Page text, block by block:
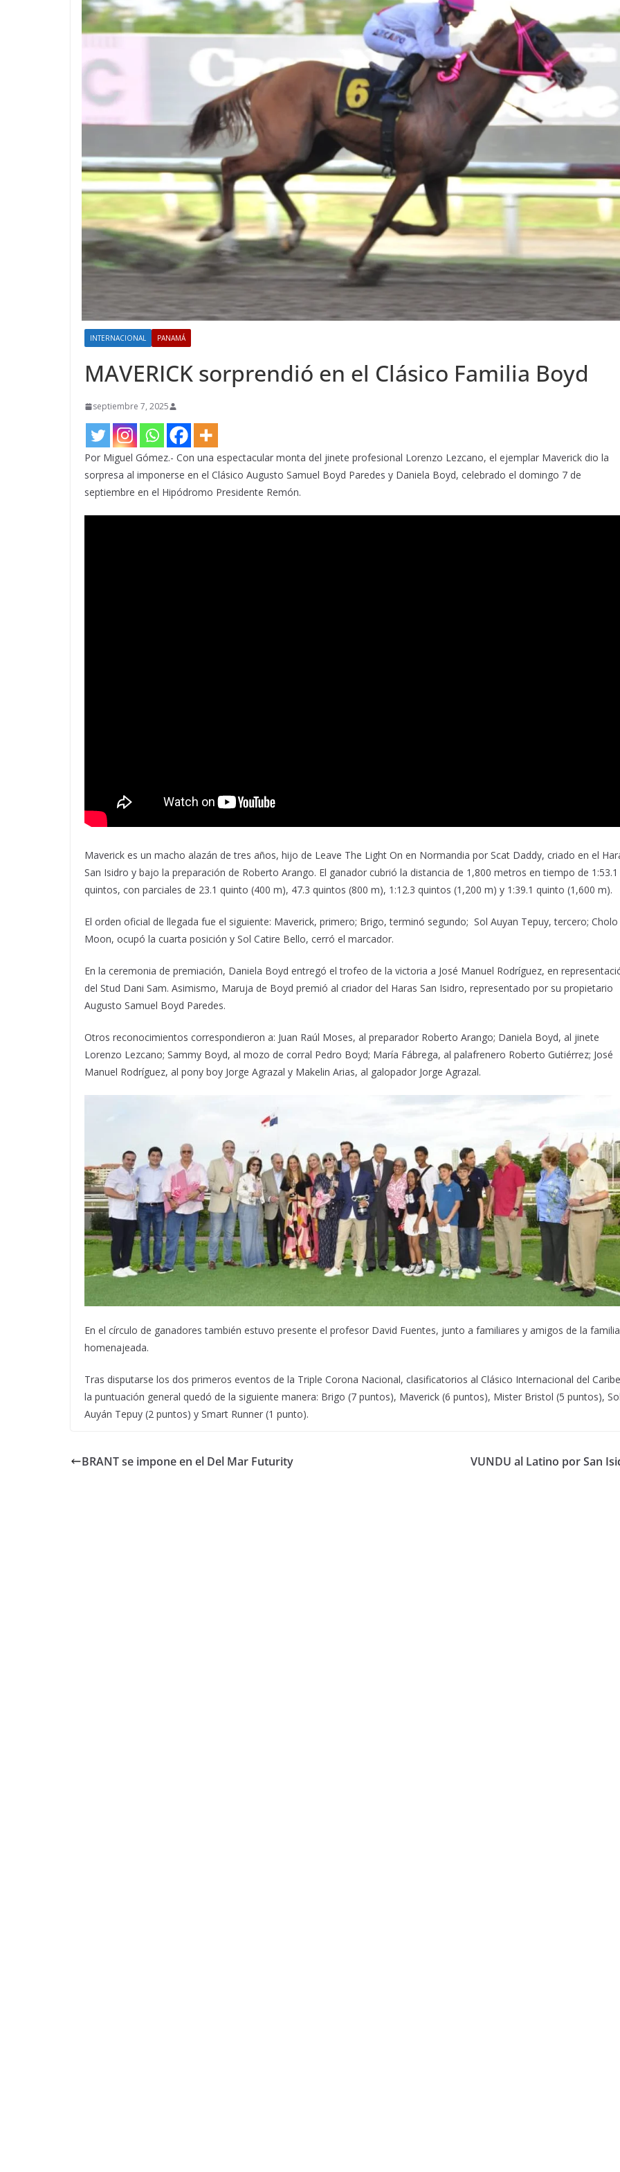
INTERNACIONAL PANAMÁ
MAVERICK sorprendió en el Clásico Familia Boyd
septiembre 7, 2025
Por Miguel Gómez.- Con una espectacular monta del jinete profesional Lorenzo Lezcano, el ejemplar Maverick dio la
sorpresa al imponerse en el Clásico Augusto Samuel Boyd Paredes y Daniela Boyd, celebrado el domingo 7 de
septiembre en el Hipódromo Presidente Remón.
Maverick es un macho alazán de tres años, hijo de Leave The Light On en Normandia por Scat Daddy, criado en el
San Isidro y bajo la preparación de Roberto Arango. El ganador cubrió la distancia de 1,800 metros en tiempo de 1:53.1
quintos, con parciales de 23.1 quinto (400 m), 47.3 quintos (800 m), 1:12.3 quintos (1,200 m) y 1:39.1 quinto (1,600 m).
El orden oficial de llegada fue el siguiente: Maverick, primero; Brigo, terminó segundo; Sol Auyan Tepuy, tercero; Cholo
Moon, ocupó la cuarta posición y Sol Catire Bello, cerró el marcador.
En la ceremonia de premiación, Daniela Boyd entregó el trofeo de la victoria a José Manuel Rodríguez, en
del Stud Dani Sam. Asimismo, Maruja de Boyd premió al criador del Haras San Isidro, representado por su propietario
Augusto Samuel Boyd Paredes.
Otros reconocimientos correspondieron a: Juan Raúl Moses, al preparador Roberto Arango; Daniela Boyd, al jinete
Lorenzo Lezcano; Sammy Boyd, al mozo de corral Pedro Boyd; María Fábrega, al palafrenero Roberto Gutiérrez; José
Manuel Rodríguez, al pony boy Jorge Agrazal y Makelin Arias, al galopador Jorge Agrazal.
En el círculo de ganadores también estuvo presente el profesor David Fuentes, junto a familiares y amigos de la familia
homenajeada.
Tras disputarse los dos primeros eventos de la Triple Corona Nacional, clasificatorios al Clásico Internacional del
la puntuación general quedó de la siguiente manera: Brigo (7 puntos), Maverick (6 puntos), Mister Bristol (5 puntos),
Auyán Tepuy (2 puntos) y Smart Runner (1 punto).
BRANT se impone en el Del Mar Futurity VUNDU al Latino por San